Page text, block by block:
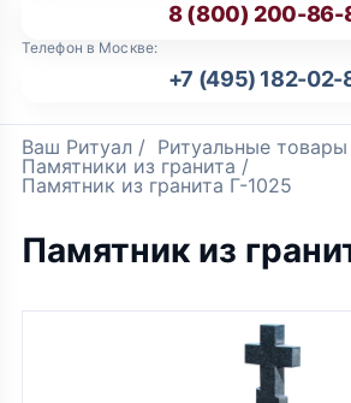
8 (800) 200-86-
Телефон в Москве:
+7 (495) 182-02-
Ваш Ритуал / Ритуальные товары
Памятники из гранита /
Памятник из гранита Г-1025
Памятник из